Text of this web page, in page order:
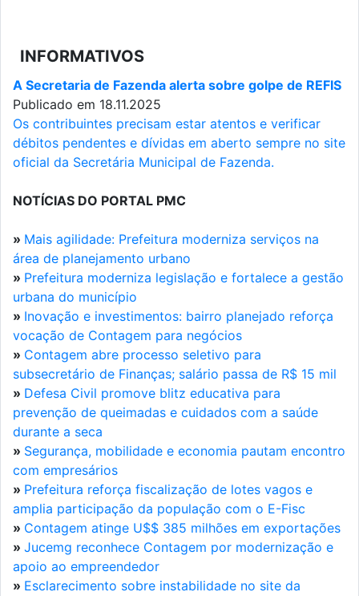
INFORMATIVOS
A Secretaria de Fazenda alerta sobre golpe de REFIS
Publicado em 18.11.2025
Os contribuintes precisam estar atentos e verificar
débitos pendentes e dívidas em aberto sempre no site
oficial da Secretária Municipal de Fazenda.
NOTÍCIAS DO PORTAL PMC
» Mais agilidade: Prefeitura moderniza serviços na
área de planejamento urbano
» Prefeitura moderniza legislação e fortalece a gestão
urbana do município
» Inovação e investimentos: bairro planejado reforça
vocação de Contagem para negócios
» Contagem abre processo seletivo para
subsecretário de Finanças; salário passa de R$ 15 mil
» Defesa Civil promove blitz educativa para
prevenção de queimadas e cuidados com a saúde
durante a seca
» Segurança, mobilidade e economia pautam encontro
com empresários
» Prefeitura reforça fiscalização de lotes vagos e
amplia participação da população com o E-Fisc
» Contagem atinge U$$ 385 milhões em exportações
» Jucemg reconhece Contagem por modernização e
apoio ao empreendedor
» Esclarecimento sobre instabilidade no site da